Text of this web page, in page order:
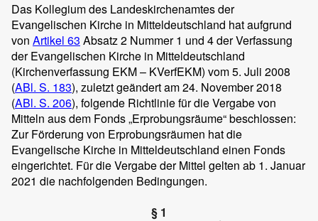
Das Kollegium des Landeskirchenamtes der
Evangelischen Kirche in Mitteldeutschland hat aufgrund
von Artikel 63 Absatz 2 Nummer 1 und 4 der Verfassung
der Evangelischen Kirche in Mitteldeutschland
(Kirchenverfassung EKM – KVerfEKM) vom 5. Juli 2008
(ABl. S. 183), zuletzt geändert am 24. November 2018
(ABl. S. 206), folgende Richtlinie für die Vergabe von
Mitteln aus dem Fonds „Erprobungsräume“ beschlossen:
Zur Förderung von Erprobungsräumen hat die
Evangelische Kirche in Mitteldeutschland einen Fonds
eingerichtet. Für die Vergabe der Mittel gelten ab 1. Januar
2021 die nachfolgenden Bedingungen.
§ 1